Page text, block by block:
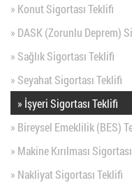
» Konut Sigortası Teklifi
» DASK (Zorunlu Deprem)
» Sağlık Sigortası Teklifi
» Seyahat Sigortası Teklifi
» İşyeri Sigortası Teklifi
» Bireysel Emeklilik (BES)
» Makine Kırılması
» Nakliyat Sigortası Teklifi